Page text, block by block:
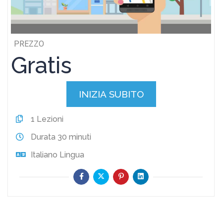
PREZZO
Gratis
INIZIA SUBITO
1 Lezioni
Durata 30 minuti
Italiano Lingua